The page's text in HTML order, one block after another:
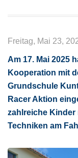
Freitag, Mai 23,
Am 17. Mai 2025
Kooperation mit
Grundschule
Racer Aktion
zahlreiche Kinder
Techniken am